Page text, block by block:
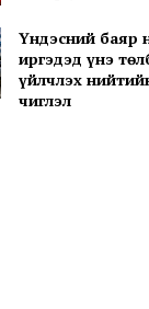
Үндэсний баяр
иргэдэд үнэ
үйлчлэх
чиглэл